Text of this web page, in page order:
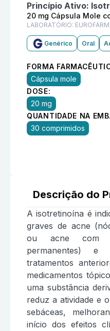
Princípio Ativo:
20 mg Cápsula Mole
LABORATÓRIO:
Genérico Oral
FORMA
Cápsula mole
DOSE:
20 mg
QUANTIDADE NA
30 comprimidos
Descrição do
A isotretinoína é
graves de acne
ou acne com
permanentes) e
tratamentos
medicamentos
uma substância
reduz a atividade e
sebáceas,
início dos efeitos